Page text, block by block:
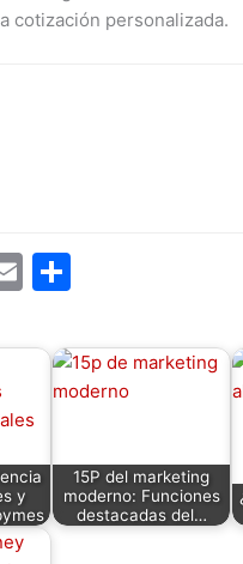
cotización personalizada.
E
ai m
p
tir
y
15P del marketing
moderno: Funciones
destacadas del…